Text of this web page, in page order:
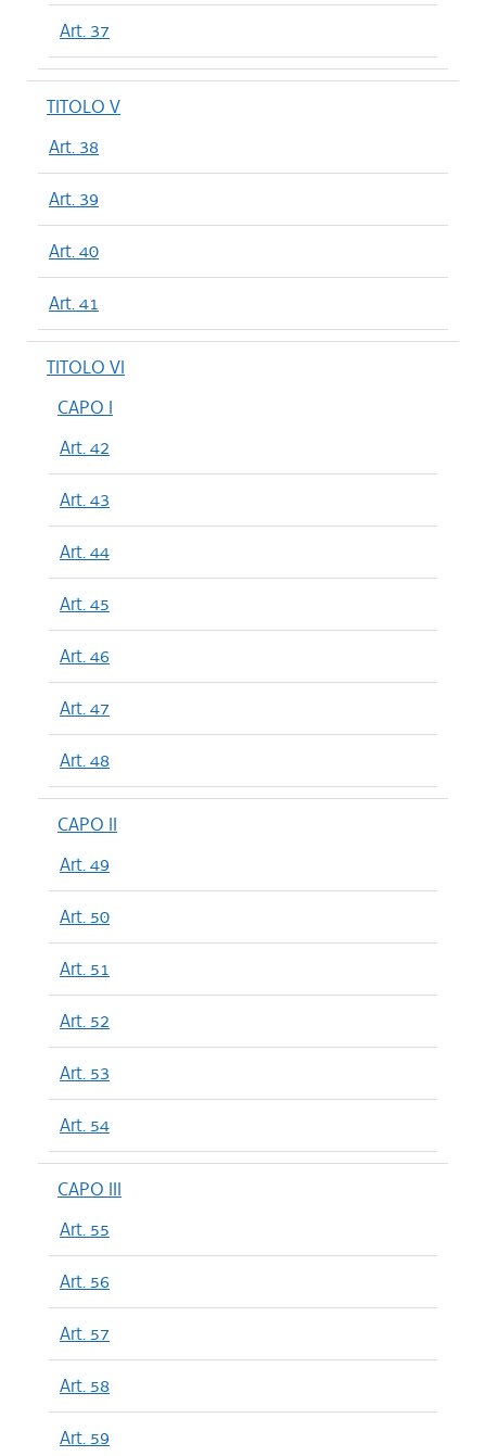
Art. 37
TITOLO V
Art. 38
Art. 39
Art. 40
Art. 41
TITOLO VI
CAPO I
Art. 42
Art. 43
Art. 44
Art. 45
Art. 46
Art. 47
Art. 48
CAPO II
Art. 49
Art. 50
Art. 51
Art. 52
Art. 53
Art. 54
CAPO III
Art. 55
Art. 56
Art. 57
Art. 58
Art. 59